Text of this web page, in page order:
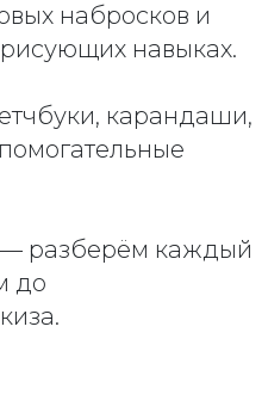
набросков и
навыках.
карандаши,
разберём каждый
до